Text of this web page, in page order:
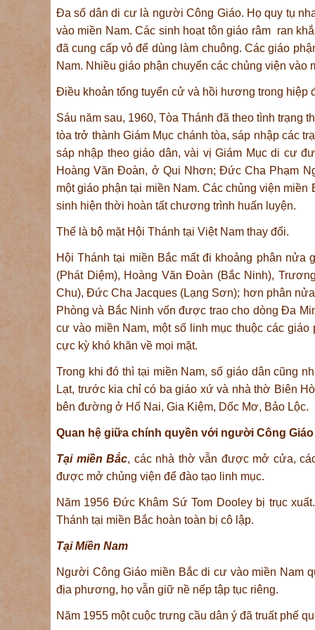
Đa số dân di cư là người Công Giáo. Họ quy tụ
vào miền Nam. Các sinh hoạt tôn giáo râm ran
đã cung cấp vỏ để dùng làm chuông. Các giáo
Nam. Nhiều giáo phận chuyển các chủng viện vào
Điều khoản tổng tuyển cử và hồi hương trong hiệp
Sáu năm sau, 1960, Tòa Thánh đã theo tình trạng
tòa trở thành Giám Mục chánh tòa, sáp nhập các
sáp nhập theo giáo dân, vài vị Giám Mục di cư
Hoàng Văn Đoàn, ở Qui Nhơn; Đức Cha Phạm
một giáo phận tại miền Nam. Các chủng viện
sinh hiện thời hoàn tất chương trình huấn luyện.
Thế là bộ mặt Hội Thánh tại Việt Nam thay đổi.
Hội Thánh tại miền Bắc mất đi khoảng phân nửa
(Phát Diệm), Hoàng Văn Đoàn (Bắc Ninh),
Chu), Đức Cha Jacques (Lạng Sơn); hơn phân
Phòng và Bắc Ninh vốn được trao cho dòng Đa
cư vào miền Nam, một số linh mục thuộc các
cực kỳ khó khăn về mọi mặt.
Trong khi đó thì tại miền Nam, số giáo dân cũng
Lạt, trước kia chỉ có ba giáo xứ và nhà thờ Biên
bên đường ở Hố Nai, Gia Kiệm, Dốc Mơ, Bảo Lộc.
Quan hệ giữa chính quyền với người Công
Tại miền Bắc, các nhà thờ vẫn được mở cửa,
được mở chủng viện để đào tạo linh mục.
Năm 1956 Đức Khâm Sứ Tom Dooley bị trục
Thánh tại miền Bắc hoàn toàn bị cô lập.
Tại Miền Nam
Người Công Giáo miền Bắc di cư vào miền Nam
địa phương, họ vẫn giữ nề nếp tập tục riêng.
Năm 1955 một cuộc trưng cầu dân ý đã truất phế